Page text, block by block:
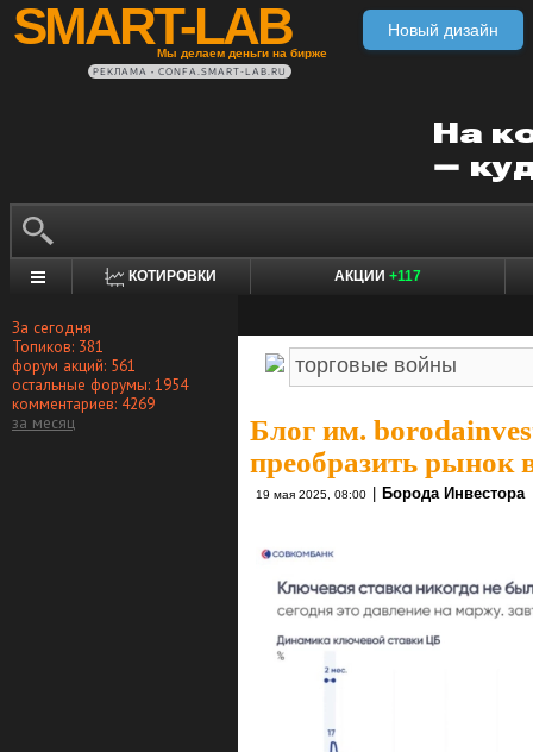
SMART-LAB
Мы делаем деньги на бирже
Новый дизайн
РЕКЛАМА • CONFA.SMART-LAB.RU
КОТИРОВКИ АКЦИИ +117
За сегодня
Топиков: 381
форум акций: 561
остальные форумы: 1954
комментариев: 4269
за месяц
Блог им.
преобразить рынок
19 мая 2025, 08:00 Борода Инвестора